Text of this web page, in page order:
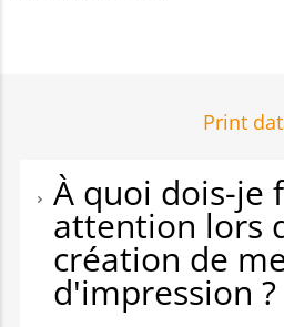
Print
À quoi dois-je
attention lors
création de
d'impression ?